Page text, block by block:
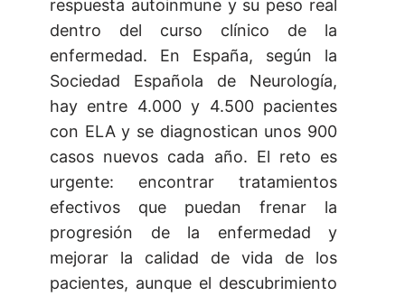
respuesta autoinmune y su peso real
dentro del curso clínico de la
enfermedad. En España, según la
Sociedad Española de Neurología,
hay entre 4.000 y 4.500 pacientes
con ELA y se diagnostican unos 900
casos nuevos cada año. El reto es
urgente: encontrar tratamientos
efectivos que puedan frenar la
progresión de la enfermedad y
mejorar la calidad de vida de los
pacientes, aunque el descubrimiento